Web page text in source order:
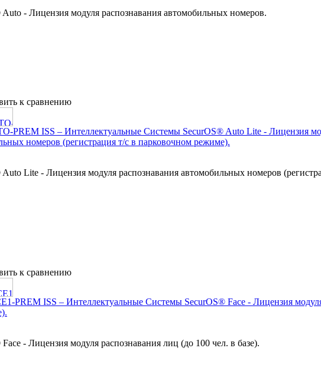
Auto - Лицензия модуля распознавания автомобильных номеров.
к сравнению
PREM ISS – Интеллектуальные Системы SecurOS® Auto Lite - Лицензия
номеров (регистрация т/с в парковочном режиме).
Lite - Лицензия модуля распознавания автомобильных номеров
к сравнению
PREM ISS – Интеллектуальные Системы SecurOS® Face - Лицензия
- Лицензия модуля распознавания лиц (до 100 чел. в базе).